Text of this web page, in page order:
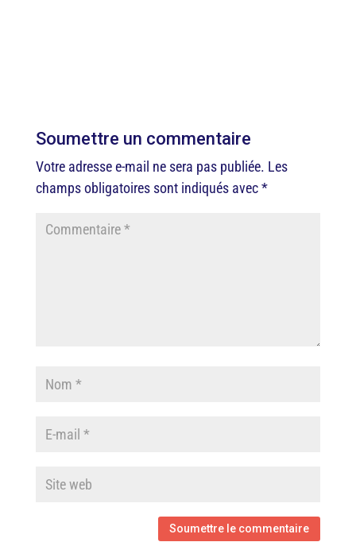
Soumettre un commentaire
Votre adresse e-mail ne sera pas publiée. Les
champs obligatoires sont indiqués avec*